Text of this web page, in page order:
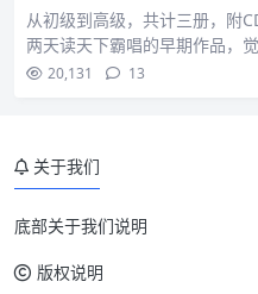
从初级到高级，共计三册，附
两天读天下霸唱的早期作品，
20,131 13
关于我们
底部关于我们说明
版权说明